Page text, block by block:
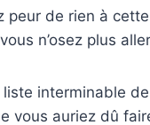
peur de rien à
n’osez plus
interminable
vous auriez dû